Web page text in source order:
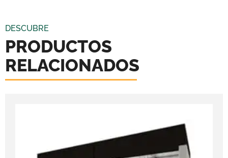
DESCUBRE
PRODUCTOS
RELACIONADOS